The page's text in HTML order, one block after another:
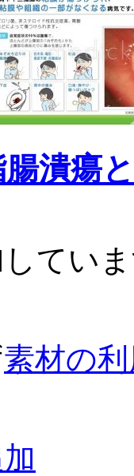
潰瘍
してい
素材の